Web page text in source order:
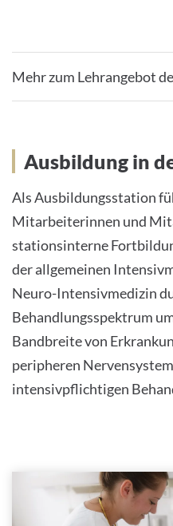
Mehr zum Lehrangebot
Ausbildung in
Als Ausbildungsstation
Mitarbeiterinnen und
stationsinterne
der allgemeinen
Neuro-Intensivmedizin
Behandlungsspektrum
Bandbreite von
peripheren
intensivpflichtigen